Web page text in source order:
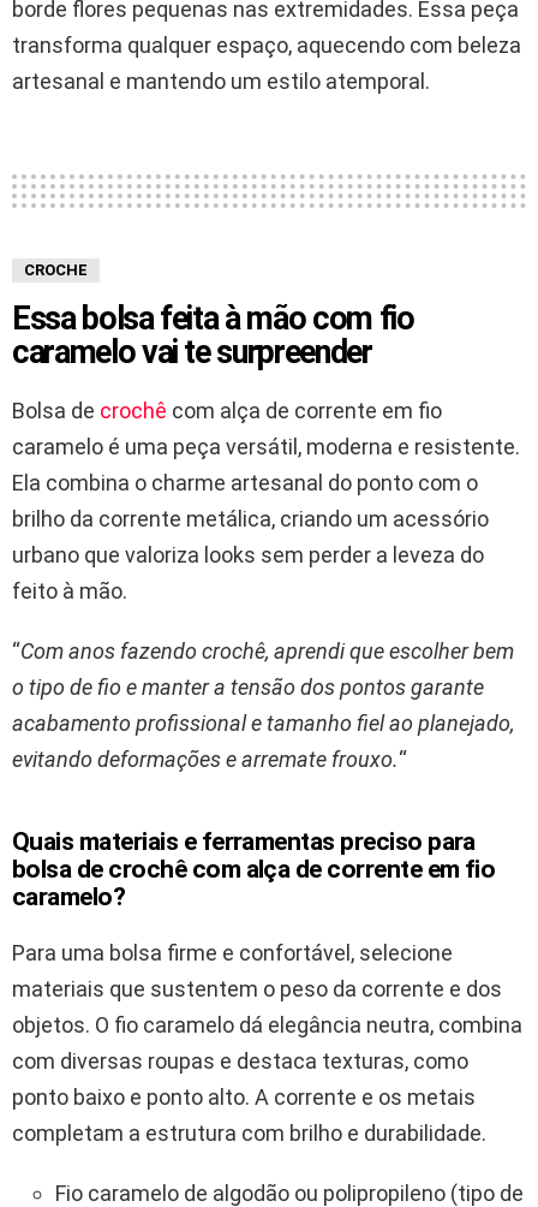
borde flores pequenas nas extremidades. Essa peça
transforma qualquer espaço, aquecendo com beleza
artesanal e mantendo um estilo atemporal.
CROCHE
Essa bolsa feita à mão com fio
caramelo vai te surpreender
Bolsa de crochê com alça de corrente em fio
caramelo é uma peça versátil, moderna e resistente.
Ela combina o charme artesanal do ponto com o
brilho da corrente metálica, criando um acessório
urbano que valoriza looks sem perder a leveza do
feito à mão.
“Com anos fazendo crochê, aprendi que escolher bem
o tipo de fio e manter a tensão dos pontos garante
acabamento profissional e tamanho fiel ao planejado,
evitando deformações e arremate frouxo.“
Quais materiais e ferramentas preciso para
bolsa de crochê com alça de corrente em fio
caramelo?
Para uma bolsa firme e confortável, selecione
materiais que sustentem o peso da corrente e dos
objetos. O fio caramelo dá elegância neutra, combina
com diversas roupas e destaca texturas, como
ponto baixo e ponto alto. A corrente e os metais
completam a estrutura com brilho e durabilidade.
Fio caramelo de algodão ou polipropileno (tipo de